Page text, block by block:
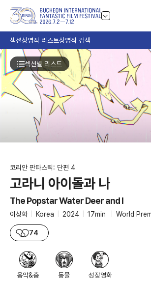
섹션상영작 리스트상영작 검색
코리안 판타스틱: 단편 4
고라니 아이돌과 나
The Popstar Water Deer and I
이상화 Korea 2024 17min World
74
섹션별 리스트
음악&춤 동물 성장영화